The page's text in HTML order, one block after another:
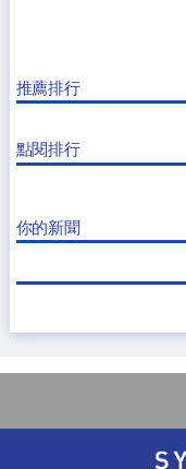
推薦排行
點閱排行
你的新聞